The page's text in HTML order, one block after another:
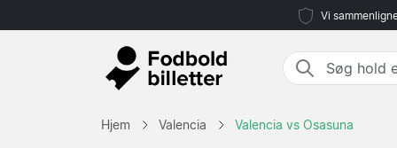
Vi
Hjem Valencia Valencia vs Osasuna